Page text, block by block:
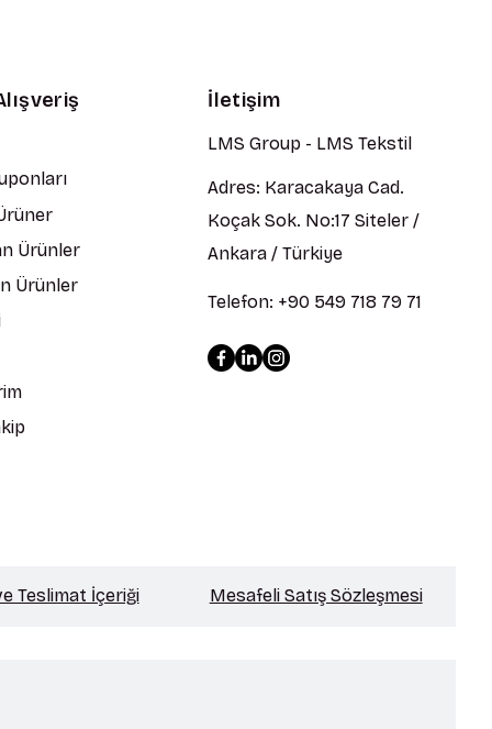
Ürünler
Ürünler
İletişim
LMS Group - LMS Tekstil
Adres: Karacakaya Cad.
Koçak Sok. No:17 Siteler /
Ankara / Türkiye
Telefon: +90 549 718 79 71
Teslimat İçeriği Mesafeli Satış Sözleşmesi